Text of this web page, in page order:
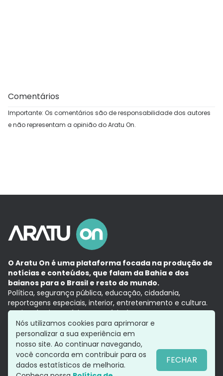
Comentários
Importante: Os comentários são de responsabilidade dos autores
e não representam a opinião do Aratu On.
O Aratu On é uma plataforma focada na produção de
notícias e conteúdos, que falam da Bahia e dos
baianos para o Brasil e resto do mundo.
Política, segurança pública, educação, cidadania,
reportagens especiais, interior, entretenimento e cultura.
Aqui, tudo vira notícia e a notícia é no tempo presente,
com a credibilidade do Grupo Aratu.
Grupo Aratu
Política de privacidade
Siga-nos
Nós utilizamos cookies para aprimorar e
personalizar a sua experiência em
nosso site. Ao continuar navegando,
você concorda em contribuir para os
dados estatísticos de melhoria.
FECHAR